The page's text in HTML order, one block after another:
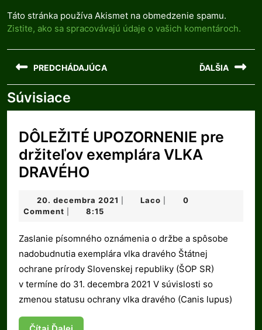
Táto stránka používa Akismet na obmedzenie spamu.
Zistite, ako sa spracovávajú údaje o vašich komentároch.
Navigácia
článku
PREDCHÁDAJÚCA
Previous
post:
ĎALŠIA
post:
Súvisiace
DÔLEŽITÉ UPOZORNENIE pre
držiteľov exemplára VLKA
DRAVÉHO
pre
exemplára
VLKA
DRAVÉHO
20. decembra 2021 20.
Laco Laco
0
Comment
8:15
Zaslanie písomného oznámenia o držbe a spôsobe
nadobudnutia exemplára vlka dravého Štátnej
ochrane prírody Slovenskej republiky (ŠOP SR)
v termíne do 31. decembra 2021 V súvislosti so
zmenou statusu ochrany vlka dravého (Canis lupus)